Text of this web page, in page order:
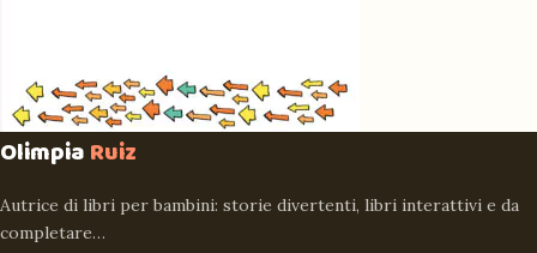
OlimpiaRuiz
Autrice di libri per bambini: storie divertenti, libri interattivi e da
completare…